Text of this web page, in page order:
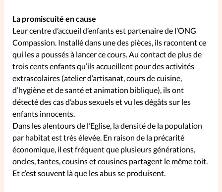
SpirituElles devient Relations
Aujourd’hui!
Faire un don
La Boutique
La Pause SpirituElles - toutes les
éditions
À propos
La promiscuité en cause
Leur centre d’accueil d’enfants est partenaire de l’ONG
Compassion. Installé dans une des pièces, ils racontent ce
qui les a poussés à lancer ce cours. Au contact de plus de
trois cents enfants qu’ils accueillent pour des activités
extrascolaires (atelier d’artisanat, cours de cuisine,
d’hygiène et de santé et animation biblique), ils ont
détecté des cas d’abus sexuels et vu les dégâts sur les
enfants innocents.
Dans les alentours de l’Eglise, la densité de la population
par habitat est très élevée. En raison de la précarité
économique, il est fréquent que plusieurs générations,
oncles, tantes, cousins et cousines partagent le même toit.
Et c’est souvent là que les abus se produisent.